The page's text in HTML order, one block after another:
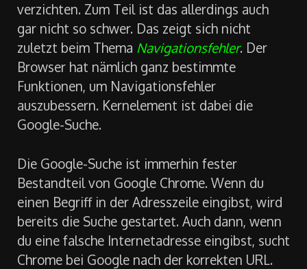
verzichten. Zum Teil ist das allerdings auch
gar nicht so schwer. Das zeigt sich nicht
zuletzt beim Thema Navigationsfehler. Der
Browser hat nämlich ganz bestimmte
Funktionen, um Navigationsfehler
auszubessern. Kernelement ist dabei die
Google-Suche.
Die Google-Suche ist immerhin fester
Bestandteil von Google Chrome. Wenn du
einen Begriff in der Adresszeile eingibst, wird
bereits die Suche gestartet. Auch dann, wenn
du eine falsche Internetadresse eingibst, sucht
Chrome bei Google nach der korrekten URL.